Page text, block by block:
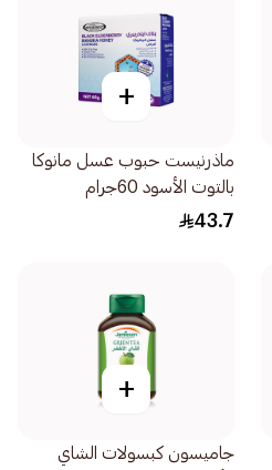
+
ماذرنيست حبوب عسل مانوكا
بالتوت الأسود 60جرام
43.7
+
جاميسون كبسولات الشاي